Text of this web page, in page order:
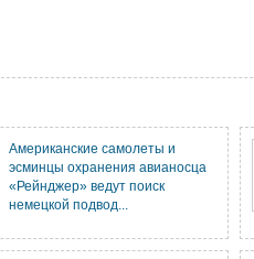
Американские самолеты и
эсминцы охранения авианосца
«Рейнджер» ведут поиск
немецкой подвод...